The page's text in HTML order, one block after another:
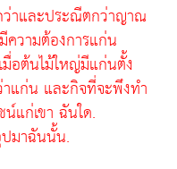
าและประณีตกว่าญาณ
วามต้องการแก่น
อต้นไม้ใหญ่มีแก่นตั้ง
แก่น และกิจที่จะพึงทำ
แก่เขา ฉันใด.
มาฉันนั้น.